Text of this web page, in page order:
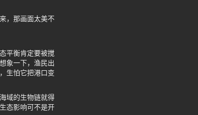
，那画面太美不
平衡肯定要被搅
象一下，渔民出
生怕它把港口变
域的生物链就得
态影响可不是开